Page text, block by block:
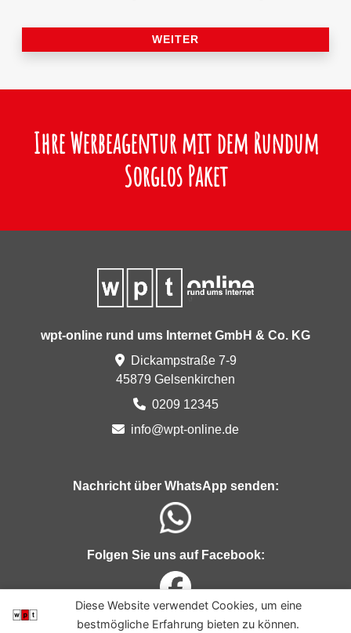
WEITER
Ihre Werbeagentur mit dem Rundum
Sorglos Paket
wpt-online rund ums Internet GmbH & Co. KG
Dickampstraße 7-9
45879 Gelsenkirchen
0209 12345
info@wpt-online.de
Nachricht über WhatsApp senden:
Folgen Sie uns auf Facebook:
Diese Website verwendet Cookies, um eine
bestmögliche Erfahrung bieten zu können.